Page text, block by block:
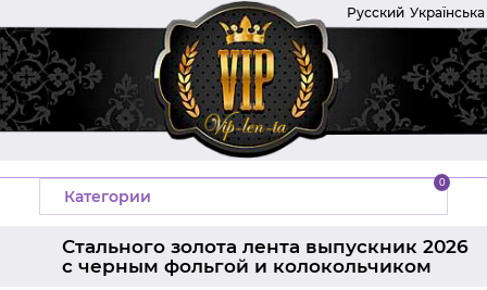
Русский Українська
Категории
0
Стального золота лента выпускник 2026
с черным фольгой и колокольчиком